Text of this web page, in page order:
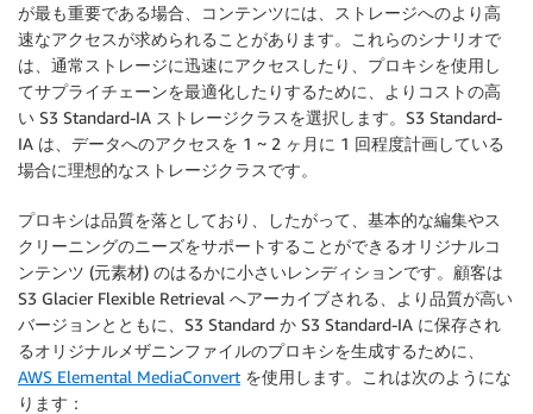
が最も重要である場合、コンテンツには、ストレージへのより高
速なアクセスが求められることがあります。これらのシナリオで
は、通常ストレージに迅速にアクセスしたり、プロキシを使用し
てサプライチェーンを最適化したりするために、よりコストの高
い S3 Standard-IA ストレージクラスを選択します。S3 Standard-
IA は、データへのアクセスを 1 ~ 2 ヶ月に 1 回程度計画している
場合に理想的なストレージクラスです。
プロキシは品質を落としており、したがって、基本的な編集やス
クリーニングのニーズをサポートすることができるオリジナルコ
ンテンツ (元素材) のはるかに小さいレンディションです。顧客は
S3 Glacier Flexible Retrieval へアーカイブされる、より品質が高い
バージョンとともに、S3 Standard か S3 Standard-IA に保存され
るオリジナルメザニンファイルのプロキシを生成するために、
AWS Elemental MediaConvert を使用します。これは次のようにな
ります：